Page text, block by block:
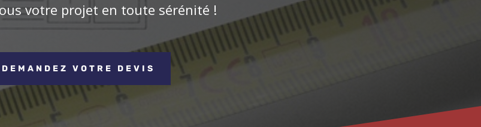
votre projet en toute sérénité !
DEMANDEZ VOTRE DEVIS